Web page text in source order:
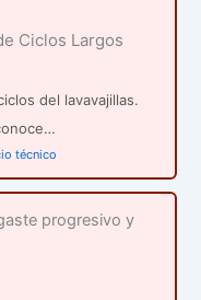
Ciclos Largos
del lavavajillas.
técnico